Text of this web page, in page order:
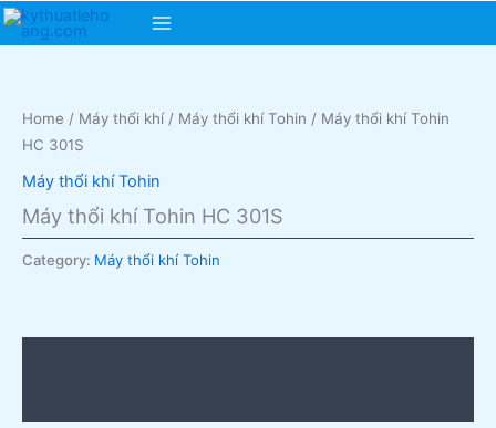
Skip
Main
Home / Máy thổi khí/ Máy thổi khí Tohin / Máy thổi khí Tohin
HC 301S
Máy thổi khí Tohin
Máy thổi khí Tohin HC 301S
Category: Máy thổi khí Tohin